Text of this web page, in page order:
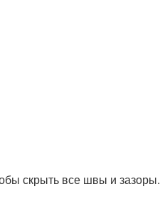
скрыть все швы и зазоры.